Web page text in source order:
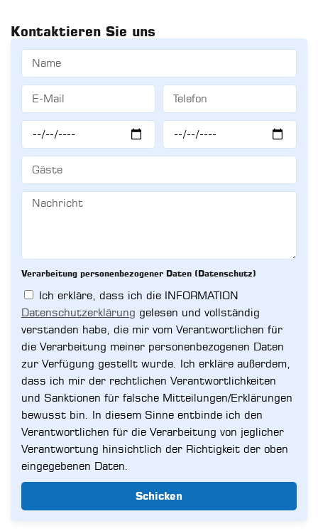
Kontaktieren Sie uns
Verarbeitung personenbezogener Daten (Datenschutz)
Ich erkläre, dass ich die INFORMATION
Datenschutzerklärung gelesen und vollständig
verstanden habe, die mir vom Verantwortlichen für
die Verarbeitung meiner personenbezogenen Daten
zur Verfügung gestellt wurde. Ich erkläre außerdem,
dass ich mir der rechtlichen Verantwortlichkeiten
und Sanktionen für falsche Mitteilungen/Erklärungen
bewusst bin. In diesem Sinne entbinde ich den
Verantwortlichen für die Verarbeitung von jeglicher
Verantwortung hinsichtlich der Richtigkeit der oben
eingegebenen Daten.
Schicken